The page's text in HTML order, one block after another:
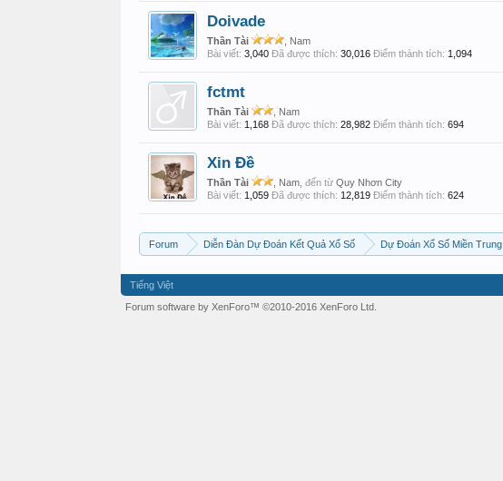
Doivade
Thần Tài
, Nam
Bài viết: 3,040 Đã được thích: 30,016 Điểm thành tích: 1,094
fctmt
Thần Tài
, Nam
Bài viết: 1,168 Đã được thích: 28,982 Điểm thành tích: 694
Xin Đề
Thần Tài , Nam, đến từ Quy Nhơn City
Bài viết: 1,059 Đã được thích: 12,819 Điểm thành tích: 624
Forum Diễn Đàn Dự Đoán Kết Quả Xổ Số Dự Đoán Xổ Số Miền Trung
Tiếng Việt
Forum software by XenForo™ ©2010-2016 XenForo Ltd.